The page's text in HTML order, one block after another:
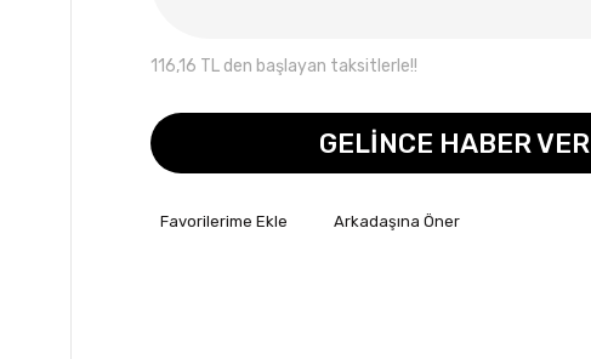
116,16 TL den başlayan taksitlerle!!
GELİNCE HABER VER
Arkadaşına Öner